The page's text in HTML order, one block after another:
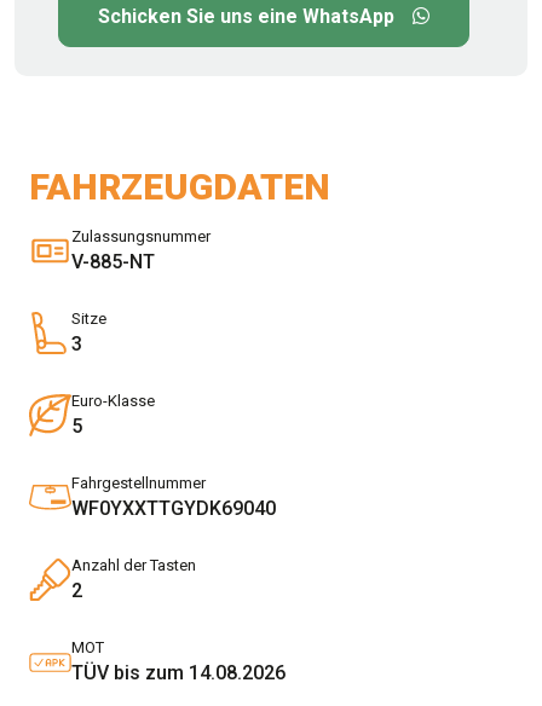
Schicken Sie uns eine WhatsApp
FAHRZEUGDATEN
Zulassungsnummer
V-885-NT
Sitze
3
Euro-Klasse
5
Fahrgestellnummer
WF0YXXTTGYDK69040
Anzahl der Tasten
2
MOT
TÜV bis zum 14.08.2026